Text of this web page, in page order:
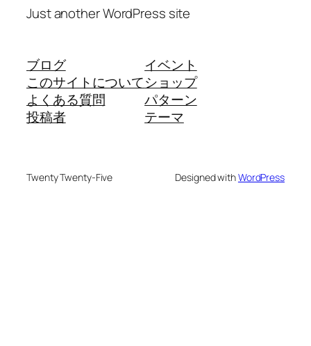
Just another WordPress site
ブログ
このサイトについて
よくある質問
投稿者
イベント
ショップ
パターン
テーマ
Twenty Twenty-Five Designed withWordPress